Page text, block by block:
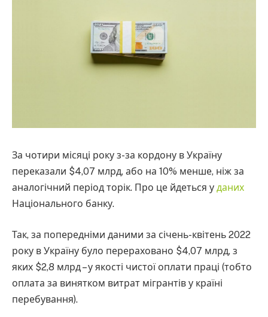
За чотири місяці року з-за кордону в Україну
переказали $4,07 млрд, або на 10% менше, ніж за
аналогічний період торік. Про це йдеться у даних
Національного банку.
Так, за попередніми даними за січень-квітень 2022
року в Україну було перераховано $4,07 млрд, з
яких $2,8 млрд – у якості чистої оплати праці (тобто
оплата за винятком витрат мігрантів у країні
перебування).